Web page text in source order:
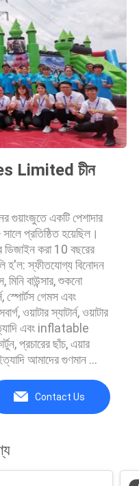
Limited চীন
গুয়াংজুতে একটি পেশাদার
প্রতিষ্ঠিত হয়েছিল।
ডিজাইন করা 10 বছরের
হ'ল: স্ফীতযোগ্য বিনোদন
মিনি বাউন্সার, শুকনো
স্পোর্টস গেমস এবং
ওয়াটার স্যাটার্ন, ওয়াটার
এবং inflatable
প্রচারের ছাঁচ, এয়ার
আমাদের গুণমান ...
Contact Us